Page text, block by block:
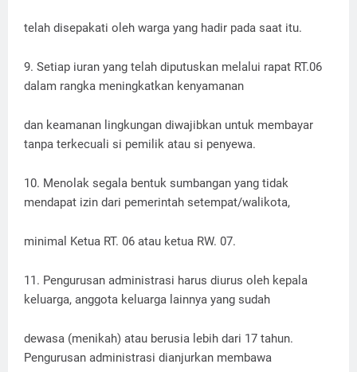
telah disepakati oleh warga yang hadir pada saat itu.
9. Setiap iuran yang telah diputuskan melalui rapat RT.06
dalam rangka meningkatkan kenyamanan
dan keamanan lingkungan diwajibkan untuk membayar
tanpa terkecuali si pemilik atau si penyewa.
10. Menolak segala bentuk sumbangan yang tidak
mendapat izin dari pemerintah setempat/walikota,
minimal Ketua RT. 06 atau ketua RW. 07.
11. Pengurusan administrasi harus diurus oleh kepala
keluarga, anggota keluarga lainnya yang sudah
dewasa (menikah) atau berusia lebih dari 17 tahun.
Pengurusan administrasi dianjurkan membawa